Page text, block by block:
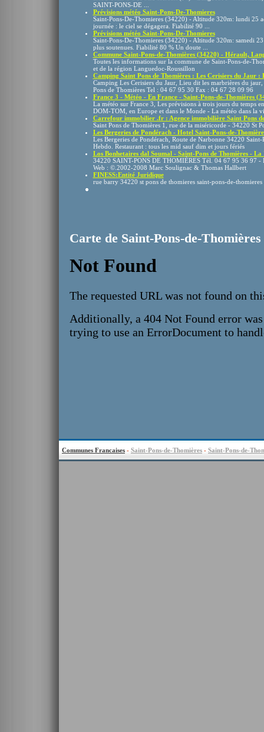
SAINT-PONS-DE ...
Prévisions météo Saint-Pons-De-Thomieres
Saint-Pons-De-Thomieres (34220) - Altitude 320m: lundi 25
journée : le ciel se dégagera. Fiabilité 90 ...
Prévisions météo Saint-Pons-De-Thomieres
Saint-Pons-De-Thomieres (34220) - Altitude 320m: samedi
plus soutenues. Fiabilité 80 % Un doute ...
Commune Saint-Pons-de-Thomières (34220) - Hérault,
Toutes les informations sur la commune de Saint-Pons-de-
et de la région Languedoc-Roussillon
Camping Saint Pons de Thomières : Les Cerisiers du Jaur :
Camping Les Cerisiers du Jaur, Lieu dit les marbrières du
Pons de Thomières Tel : 04 67 95 30 Fax : 04 67 28 09 96
France 3 - Météo - En France - Saint-Pons-de-Thomières
La météo sur France 3, Les prévisions à trois jours du temps
DOM-TOM, en Europe et dans le Monde - La météo dans la
Carrefour immobilier .fr : Agence immobilière Saint Pons
Saint Pons de Thomières 1, rue de la miséricorde - 34220 St
Les Bergeries de Pondérach - Hotel Saint-Pons-de-
Les Bergeries de Pondérach, Route de Narbonne 34220
Hebdo. Restaurant : tous les mid sauf dim et jours fériés
Los Bonhetaires dal Soumal - Saint-Pons de Thomières - La
34220 SAINT-PONS DE THOMIÈRES Tél. 04 67 95 36 97 -
Web : ©.2002-2008 Marc Soulignac & Thomas Hallbert
FINESS:Entité Juridique
rue barry 34220 st pons de thomieres saint-pons-de-thomieres
Carte de Saint-Pons-de-Thomières
Communes Francaises - Saint-Pons-de-Thomières - Saint-Pons-de-